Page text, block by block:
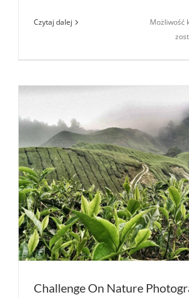
Czytaj dalej Możliwość
Challenge On Nature